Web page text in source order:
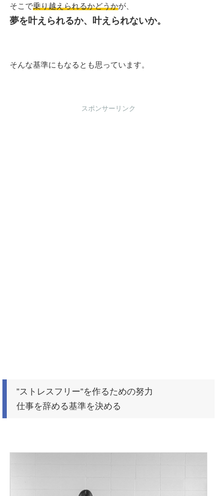
そこで乗り越えられるかどうかが、
夢を叶えられるか、叶えられないか。
そんな基準にもなるとも思っています。
スポンサーリンク
”ストレスフリー”を作るための努力
仕事を辞める基準を決める